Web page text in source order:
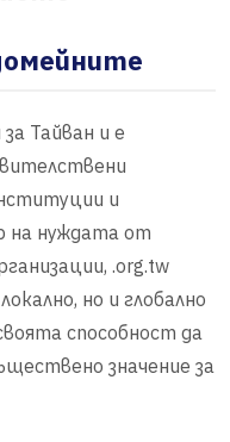
Тайван и е
и
на нуждата от
.org.tw
но и глобално
способност да
значение за